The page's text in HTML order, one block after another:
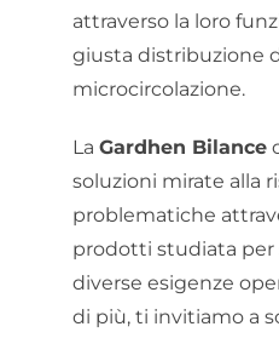
attraverso la loro
giusta distribuzione
microcircolazione.
La Gardhen Bilance
soluzioni mirate alla
problematiche
prodotti studiata per
diverse esigenze
di più, ti invitiamo a